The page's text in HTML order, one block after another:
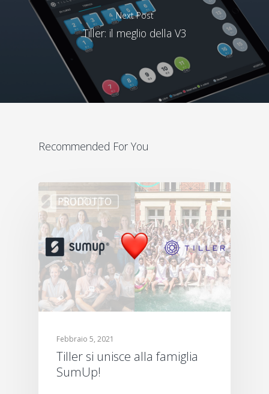
Next Post
Tiller: il meglio della V3
Recommended For You
PRODOTTO
Febbraio 5, 2021
Tiller si unisce alla famiglia
SumUp!